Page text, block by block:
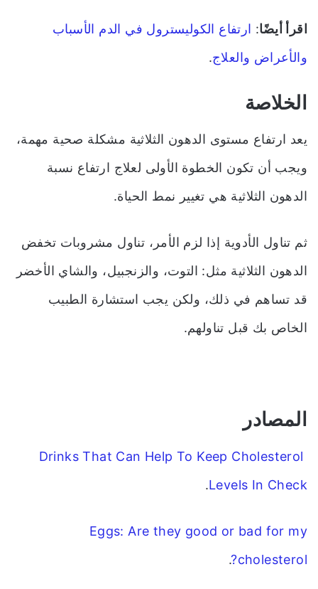
اقرأ أيضًا: ارتفاع الكوليسترول في الدم الأسباب
والأعراض والعلاج.
الخلاصة
يعد ارتفاع مستوى الدهون الثلاثية مشكلة صحية مهمة،
ويجب أن تكون الخطوة الأولى لعلاج ارتفاع نسبة
الدهون الثلاثية هي تغيير نمط الحياة.
ثم تناول الأدوية إذا لزم الأمر، تناول مشروبات تخفض
الدهون الثلاثية مثل: التوت، والزنجبيل، والشاي الأخضر
قد تساهم في ذلك، ولكن يجب استشارة الطبيب
الخاص بك قبل تناولهم.
المصادر
Drinks That Can Help To Keep Cholesterol
Levels In Check
.
Eggs: Are they good or bad for my
cholesterol?
.